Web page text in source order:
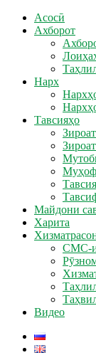
Асосӣ
Ахборот
Нарх
Тавсияҳо
Майдони
Харита
СМС-
Видео